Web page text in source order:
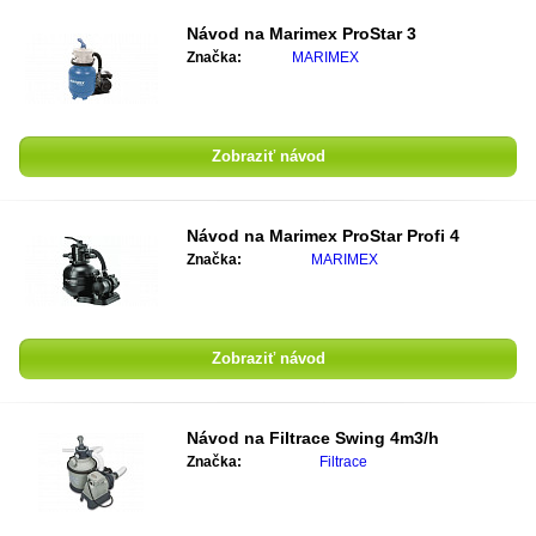
Návod na Marimex ProStar 3
Značka: MARIMEX
Zobraziť návod
Návod na Marimex ProStar Profi 4
Značka: MARIMEX
Zobraziť návod
Návod na Filtrace Swing 4m3/h
Značka: Filtrace